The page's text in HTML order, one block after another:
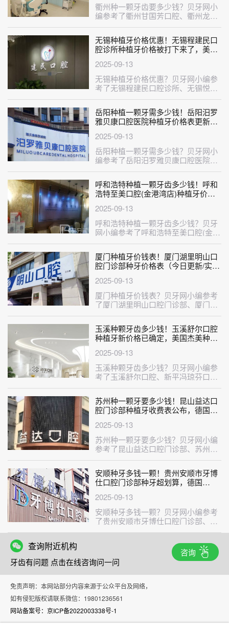
衢州种一颗牙齿要多少钱？贝牙网小
编参考了衢州甘国芳口腔、衢州龙游
汪明耀口腔、衢州徐盛口腔、衢州龙
游爱···
无锡种植牙价格优惠！无锡程建民口
腔诊所种植牙价格被打下来了，美国
起/颗！
2025-09-13
无锡种植牙价格优惠？贝牙网小编参
考了无锡程建民口腔诊所、无锡悦善
口腔、无锡佰乐口腔、无锡齿美康口
腔、···
岳阳种植一颗牙需多少钱！岳阳汨罗
雅贝康口腔医院种植牙价格表更新，
颗！
2025-09-13
岳阳种植一颗牙需多少钱？贝牙网小
编参考了岳阳汨罗雅贝康口腔医院、
岳阳咿呀口腔(南湖大道店)、岳阳山
竺···
呼和浩特种植一颗牙齿多少钱！呼和
浩特至美口腔(金港湾店)种植牙价格
5525元起/颗！
2025-09-13
呼和浩特种植一颗牙齿多少钱？贝牙
网小编参考了呼和浩特至美口腔(金港
湾店)、呼和浩特至美口腔(家乐福店
厦门种植牙价钱表！厦门湖里明山口
腔门诊部种牙价格表（今日更新/实
起/颗！
2025-09-13
厦门种植牙价钱表？贝牙网小编参考
了厦门湖里明山口腔门诊部、厦门思
明佰斯康口腔门诊部、厦门思明佰斯
康口···
玉溪种颗牙齿多少钱！玉溪舒尔口腔
种植牙新价格已确定，美国杰美种植
2025-09-13
玉溪种颗牙齿多少钱？贝牙网小编参
考了玉溪舒尔口腔、新平冯琼芬口腔
诊所、玉溪舒尔口腔(南苑总院)等口
腔···
苏州种一颗牙要多少钱！昆山益达口
腔门诊部种植牙收费表公布，德国贝
2025-09-13
苏州种一颗牙要多少钱？贝牙网小编
参考了昆山益达口腔门诊部、苏州牙
博士口腔(昆山城区店)、苏州美奥口
腔···
安顺种牙多钱一颗！贵州安顺市牙博
仕口腔门诊部种牙超划算，德国
颗！
2025-09-13
安顺种牙多钱一颗？贝牙网小编参考
了贵州安顺市牙博仕口腔门诊部、安
顺博艺口腔、安顺平坝区牙博士口
查询附近机构
牙齿有问题 点击在线咨询问一问
咨询
免责声明：本网站部分内容来源于公众平台及网络，
如有侵犯版权请联系微信：19801236561
网站备案号：京ICP备2022003338号-1